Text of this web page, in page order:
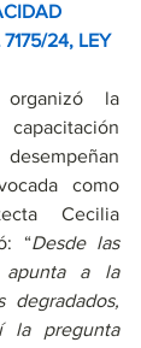
24, LEY
organizó la
como
Cecilia
“Desde las
a la
degradados,
la pregunta